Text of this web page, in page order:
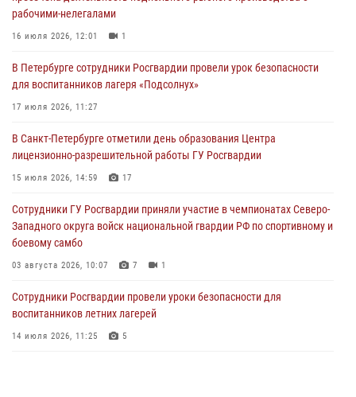
домами
06 августа 2026, 11:36
Сотрудники и военнослужащие Росгвардии обеспечили
правопорядок при проведении матча "Зенит" - "Балтика"
06 августа 2026, 07:30
В Выборгском районе наряд Росгвардии обнаружил
разыскиваемый преступный автотранспорт
05 августа 2026, 12:25 2
Петербургские росгвардейцы обнаружили объявленный в розыск
автомобиль, ранее использовавшийся при совершении кражи в
Ленобласти
04 августа 2026, 14:05
рабочими-нелегалами
16 июля 2026, 12:01 1
В Петербурге сотрудники Росгвардии провели урок безопасности
для воспитанников лагеря «Подсолнух»
17 июля 2026, 11:27
В Санкт-Петербурге отметили день образования Центра
лицензионно-разрешительной работы ГУ Росгвардии
15 июля 2026, 14:59 17
Сотрудники ГУ Росгвардии приняли участие в чемпионатах Северо-
Западного округа войск национальной гвардии РФ по спортивному и
боевому самбо
03 августа 2026, 10:07 7 1
Сотрудники Росгвардии провели уроки безопасности для
воспитанников летних лагерей
14 июля 2026, 11:25 5